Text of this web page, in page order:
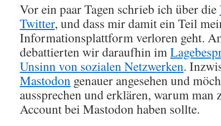
Vor ein paar Tagen schrieb ich über die
Twitter, und dass mir damit ein Teil
Informationsplattform verloren geht.
debattierten wir daraufhin im
Unsinn von sozialen Netzwerken.
Mastodon genauer angesehen und
aussprechen und erklären, warum man
Account bei Mastodon haben sollte.